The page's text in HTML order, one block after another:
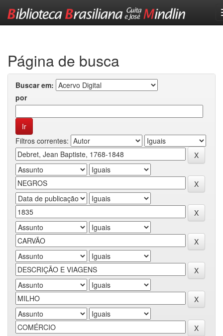
Página de busca
Buscar em:
por
Filtros correntes: